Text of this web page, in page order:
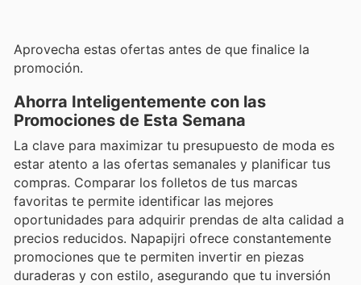
Aprovecha estas ofertas antes de que finalice la
promoción.
Ahorra Inteligentemente con las
Promociones de Esta Semana
La clave para maximizar tu presupuesto de moda es
estar atento a las ofertas semanales y planificar tus
compras. Comparar los folletos de tus marcas
favoritas te permite identificar las mejores
oportunidades para adquirir prendas de alta calidad a
precios reducidos. Napapijri ofrece constantemente
promociones que te permiten invertir en piezas
duraderas y con estilo, asegurando que tu inversión